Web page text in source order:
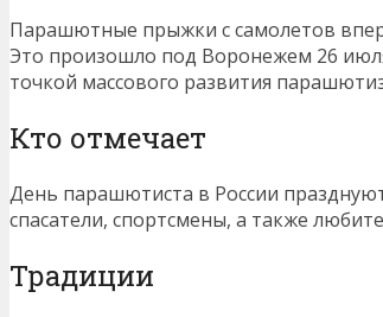
Парашютные прыжки с самолетов
Это произошло под Воронежем 26
точкой массового развития
Кто отмечает
День парашютиста в России
спасатели, спортсмены, а также
Традиции